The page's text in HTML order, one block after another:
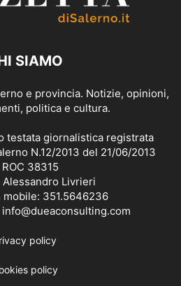
SIAMO
e provincia. Notizie, opinioni,
politica e cultura.
testata giornalistica registrata
N.12/2013 del 21/06/2013
ROC 38315
Livrieri
mobile: 351.5646236
policy
policy